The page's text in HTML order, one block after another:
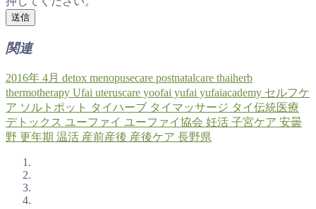
関連
2016年 4月 detox menopusecare postnatalcare thaiherb
thermotherapy Ufai uteruscare yoofai yufai yufaiacademy セルフケ
ア ソルトポット タイハーブ タイマッサージ タイ伝統医療
デトックス ユーファイ ユーファイ協会 妊活 子宮ケア 安曇
野 更年期 温活 産前産後 産後ケア 長野県